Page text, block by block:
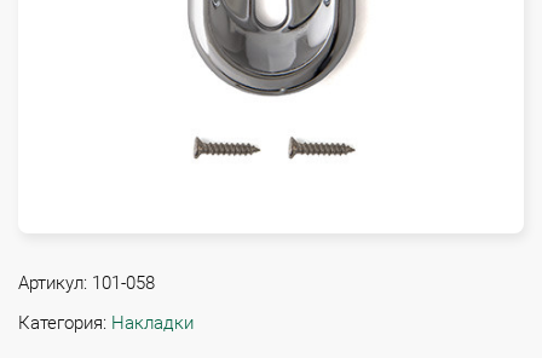
Артикул: 101-058
Категория: Накладки